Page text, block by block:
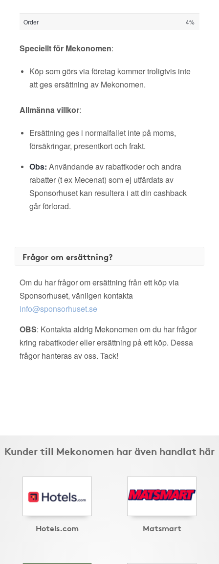
Order 4%
Speciellt för Mekonomen:
Köp som görs via företag kommer troligtvis inte
att ges ersättning av Mekonomen.
Allmänna villkor:
Ersättning ges i normalfallet inte på moms,
försäkringar, presentkort och frakt.
Obs: Användande av rabattkoder och andra
rabatter (t ex Mecenat) som ej utfärdats av
Sponsorhuset kan resultera i att din cashback
går förlorad.
Frågor om ersättning?
Om du har frågor om ersättning från ett köp via
Sponsorhuset, vänligen kontakta
info@sponsorhuset.se
OBS: Kontakta aldrig Mekonomen om du har frågor
kring rabattkoder eller ersättning på ett köp. Dessa
frågor hanteras av oss. Tack!
Kunder till Mekonomen har även handlat här
Hotels.com Matsmart